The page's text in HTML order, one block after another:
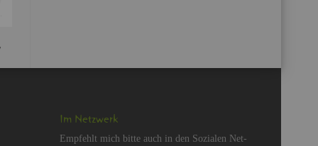
Im Netz­werk
Emp­fehlt mich bitte auch in den So­zia­len Net­